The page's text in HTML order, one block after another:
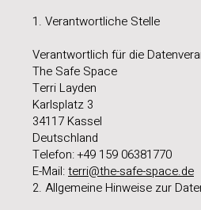
1. Verantwortliche Stelle
Verantwortlich für die
The Safe Space
Terri Layden
Karlsplatz 3
34117 Kassel
Deutschland
Telefon: +49 159 06381770
E-Mail:terri@the-safe-space.de
2. Allgemeine Hinweise zur